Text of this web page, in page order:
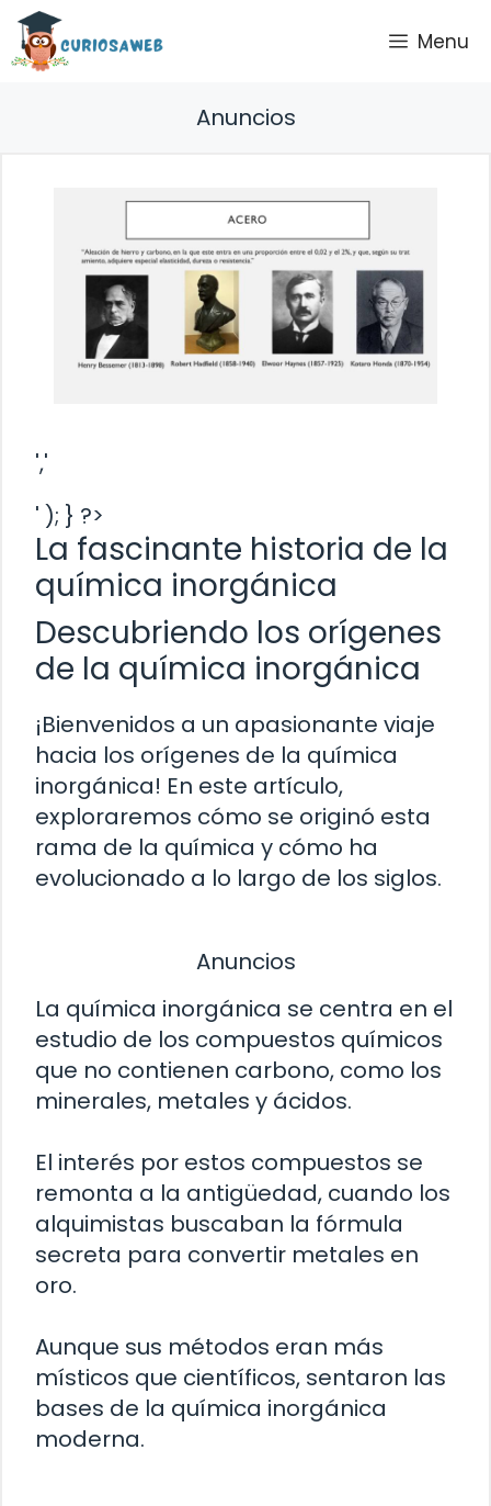
Saltar
contenido
Menu
Anuncios
','
' ); } ?>
La fascinante historia de la
química inorgánica
Descubriendo los orígenes
de la química inorgánica
¡Bienvenidos a un apasionante viaje
hacia los orígenes de la química
inorgánica! En este artículo,
exploraremos cómo se originó esta
rama de la química y cómo ha
evolucionado a lo largo de los siglos.
Anuncios
La química inorgánica se centra en el
estudio de los compuestos químicos
que no contienen carbono, como los
minerales, metales y ácidos.
El interés por estos compuestos se
remonta a la antigüedad, cuando los
alquimistas buscaban la fórmula
secreta para convertir metales en
oro.
Aunque sus métodos eran más
místicos que científicos, sentaron las
bases de la química inorgánica
moderna.